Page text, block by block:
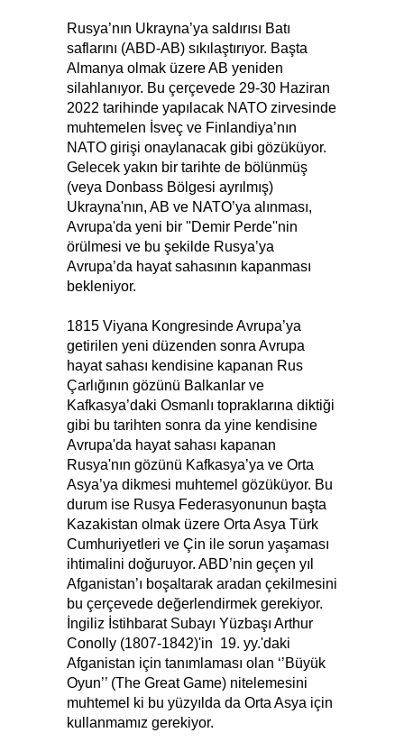
Rusya’nın Ukrayna’ya saldırısı Batı
saflarını (ABD-AB) sıkılaştırıyor. Başta
Almanya olmak üzere AB yeniden
silahlanıyor. Bu çerçevede 29-30 Haziran
2022 tarihinde yapılacak NATO zirvesinde
muhtemelen İsveç ve Finlandiya’nın
NATO girişi onaylanacak gibi gözüküyor.
Gelecek yakın bir tarihte de bölünmüş
(veya Donbass Bölgesi ayrılmış)
Ukrayna'nın, AB ve NATO’ya alınması,
Avrupa'da yeni bir ''Demir Perde''nin
örülmesi ve bu şekilde Rusya’ya
Avrupa’da hayat sahasının kapanması
bekleniyor.
1815 Viyana Kongresinde Avrupa’ya
getirilen yeni düzenden sonra Avrupa
hayat sahası kendisine kapanan Rus
Çarlığının gözünü Balkanlar ve
Kafkasya’daki Osmanlı topraklarına diktiği
gibi bu tarihten sonra da yine kendisine
Avrupa'da hayat sahası kapanan
Rusya'nın gözünü Kafkasya’ya ve Orta
Asya’ya dikmesi muhtemel gözüküyor. Bu
durum ise Rusya Federasyonunun başta
Kazakistan olmak üzere Orta Asya Türk
Cumhuriyetleri ve Çin ile sorun yaşaması
ihtimalini doğuruyor. ABD’nin geçen yıl
Afganistan’ı boşaltarak aradan çekilmesini
bu çerçevede değerlendirmek gerekiyor.
İngiliz İstihbarat Subayı Yüzbaşı Arthur
Conolly (1807-1842)'in 19. yy.'daki
Afganistan için tanımlaması olan ‘’Büyük
Oyun’’ (The Great Game) nitelemesini
muhtemel ki bu yüzyılda da Orta Asya için
kullanmamız gerekiyor.